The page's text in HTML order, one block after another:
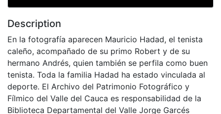
Description
En la fotografía aparecen Mauricio Hadad, el tenista
caleño, acompañado de su primo Robert y de su
hermano Andrés, quien también se perfila como buen
tenista. Toda la familia Hadad ha estado vinculada al
deporte. El Archivo del Patrimonio Fotográfico y
Fílmico del Valle del Cauca es responsabilidad de la
Biblioteca Departamental del Valle Jorge Garcés